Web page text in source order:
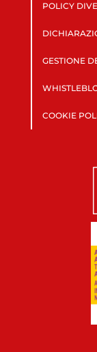
POLICY
GESTIONE
COOKIE